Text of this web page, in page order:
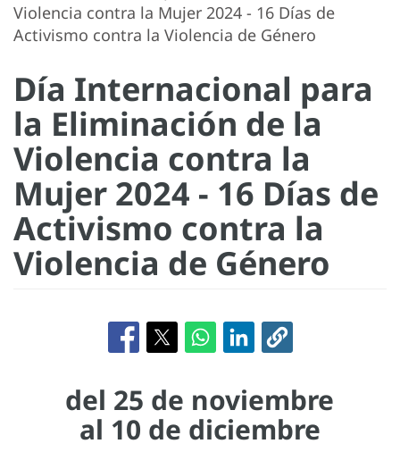
Violencia contra la Mujer 2024 - 16 Días de
Activismo contra la Violencia de Género
Día Internacional para
la Eliminación de la
Violencia contra la
Mujer 2024 - 16 Días de
Activismo contra la
Violencia de Género
del 25 de noviembre
al 10 de diciembre